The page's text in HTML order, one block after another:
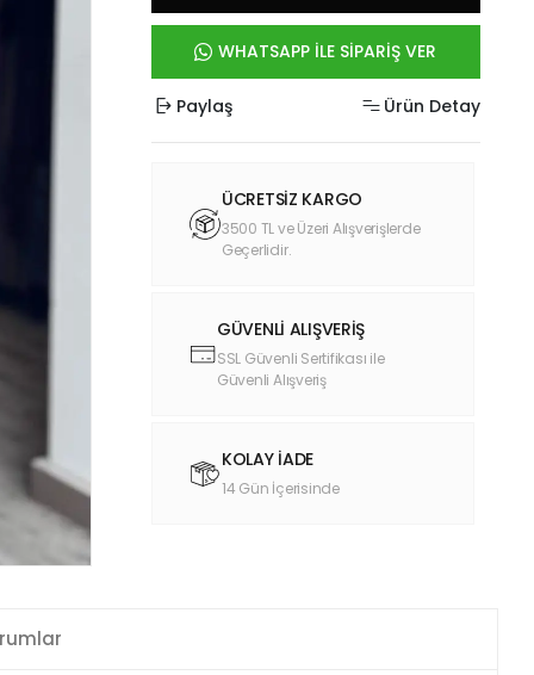
WHATSAPP İLE SİPARİŞ VER
Paylaş Ürün Detay
ÜCRETSİZ KARGO
3500 TL ve Üzeri Alışverişlerde
Geçerlidir.
GÜVENLİ ALIŞVERİŞ
SSL Güvenli Sertifikası ile
Güvenli Alışveriş
KOLAY İADE
14 Gün İçerisinde